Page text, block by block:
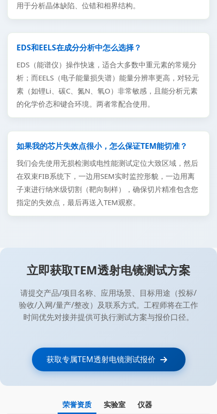
用于分析晶体缺陷、位错和相界结构。
EDS和EELS在成分分析中怎么选择？
EDS（能谱仪）操作快速，适合大多数中重元素的常规分
析；而EELS（电子能量损失谱）能量分辨率更高，对轻元
素（如锂Li、碳C、氮N、氧O）非常敏感，且能分析元素
的化学价态和键合环境。两者常配合使用。
如果我的芯片失效点很小，怎么保证TEM能切准？
我们会先使用无损检测或电性能测试定位大致区域，然后
在双束FIB系统下，一边用SEM实时监控形貌，一边用离
子束进行纳米级切割（靶向制样），确保切片精准包含您
指定的失效点，最后再送入TEM观察。
立即获取TEM透射电镜测试方案
请提交产品/项目名称、应用场景、目标用途（投标/
验收/入网/量产/整改）及联系方式。工程师将在工作
时间优先对接并提供可执行测试方案与报价口径。
获取专属TEM透射电镜测试报价
荣誉资质 实验室 仪器